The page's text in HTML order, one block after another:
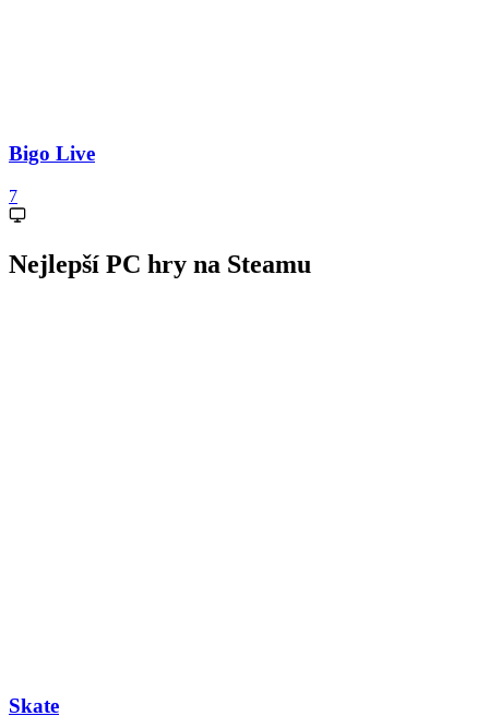
Bigo Live
7
Nejlepší PC hry na Steamu
Skate